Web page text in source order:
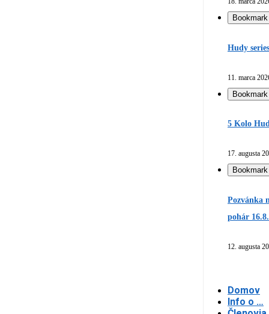
Bookmark
Hudy
11. marca
Bookmark
5 Kolo
17. augusta
Bookmark
Pozvánka
pohár
12. augusta
Domov
Info o …